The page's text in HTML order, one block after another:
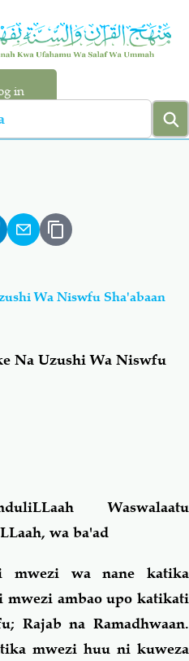
in
Hadiyth
Bid-'ah (Uzushi)
Kauli Za Salaf
Maswali-Majibu
Vitabu
Wa Niswfu Sha'abaan
Na Uzushi Wa Niswfu
Waswalaatu
wa ba'ad
mwezi wa nane katika
mwezi ambao upo katikati
Rajab na Ramadhwaan.
mwezi huu ni kuweza